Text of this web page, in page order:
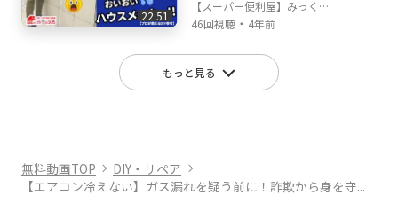
22:51
【スーパー便利屋】みっく店
長が行く!
46回視聴 ・ 4年前
もっと見る
無料動画TOP
DIY・リペア
【エアコン冷えない】ガス漏れを疑う前に！詐欺から身を守...